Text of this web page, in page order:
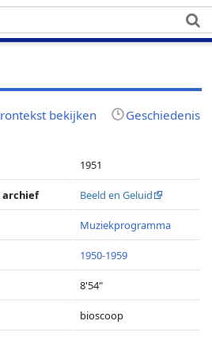
bekijken Geschiedenis
1951
archief Beeld en Geluid
Muziekprogramma
1950-1959
8'54"
bioscoop